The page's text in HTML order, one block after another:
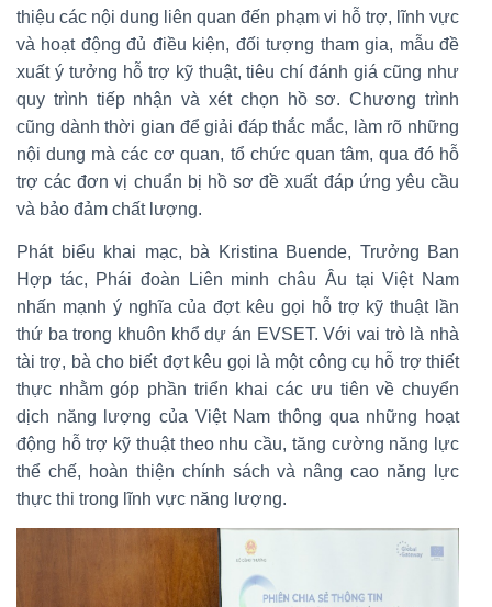
thiệu các nội dung liên quan đến phạm vi hỗ trợ, lĩnh vực
và hoạt động đủ điều kiện, đối tượng tham gia, mẫu đề
xuất ý tưởng hỗ trợ kỹ thuật, tiêu chí đánh giá cũng như
quy trình tiếp nhận và xét chọn hồ sơ. Chương trình
cũng dành thời gian để giải đáp thắc mắc, làm rõ những
nội dung mà các cơ quan, tổ chức quan tâm, qua đó hỗ
trợ các đơn vị chuẩn bị hồ sơ đề xuất đáp ứng yêu cầu
và bảo đảm chất lượng.
Phát biểu khai mạc, bà Kristina Buende, Trưởng Ban
Hợp tác, Phái đoàn Liên minh châu Âu tại Việt Nam
nhấn mạnh ý nghĩa của đợt kêu gọi hỗ trợ kỹ thuật lần
thứ ba trong khuôn khổ dự án EVSET. Với vai trò là nhà
tài trợ, bà cho biết đợt kêu gọi là một công cụ hỗ trợ thiết
thực nhằm góp phần triển khai các ưu tiên về chuyển
dịch năng lượng của Việt Nam thông qua những hoạt
động hỗ trợ kỹ thuật theo nhu cầu, tăng cường năng lực
thể chế, hoàn thiện chính sách và nâng cao năng lực
thực thi trong lĩnh vực năng lượng.